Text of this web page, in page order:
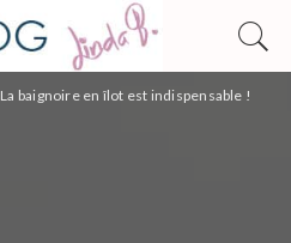
La baignoire en îlot est indispensable !